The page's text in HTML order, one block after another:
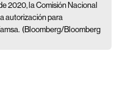
2020, la Comisión Nacional
autorización para
(Bloomberg/Bloomberg